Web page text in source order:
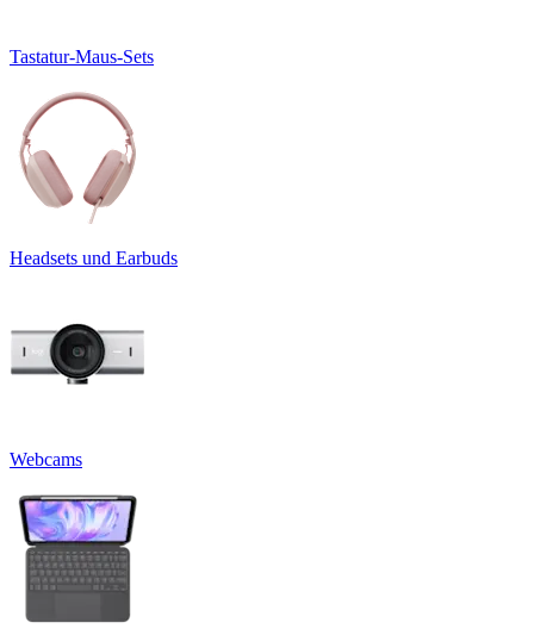
Tastatur-Maus-Sets
Headsets und Earbuds
Webcams